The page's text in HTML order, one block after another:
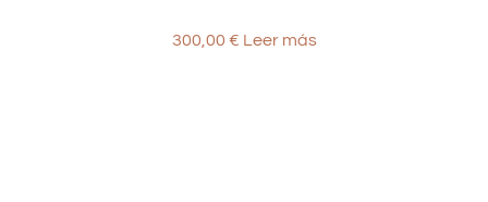
300,00 € Leer más